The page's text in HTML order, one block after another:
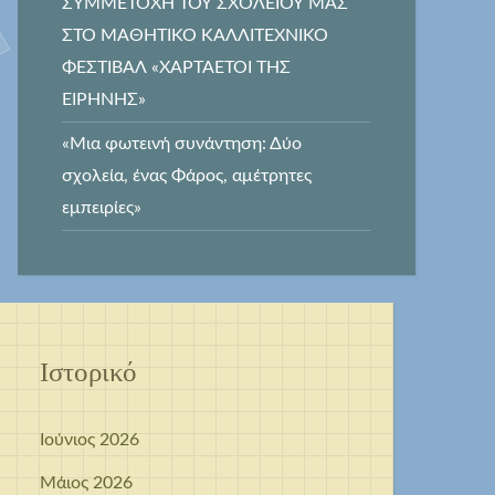
ΣΥΜΜΕΤΟΧΗ ΤΟΥ ΣΧΟΛΕΙΟΥ ΜΑΣ
ΣΤΟ ΜΑΘΗΤΙΚΟ ΚΑΛΛΙΤΕΧΝΙΚΟ
ΦΕΣΤΙΒΑΛ «ΧΑΡΤΑΕΤΟΙ ΤΗΣ
ΕΙΡΗΝΗΣ»
«Μια φωτεινή συνάντηση: Δύο
σχολεία, ένας Φάρος, αμέτρητες
εμπειρίες»
Ιστορικό
Ιούνιος 2026
Μάιος 2026